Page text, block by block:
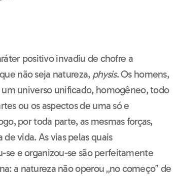
positivo invadiu de chofre a
não seja natureza, physis. Os homens,
universo unificado, homogêneo, todo
ou os aspectos de uma só e
por toda parte, as mesmas forças,
vida. As vias pelas quais
se e organizou-se são perfeitamente
a natureza não operou „no começo‟ de